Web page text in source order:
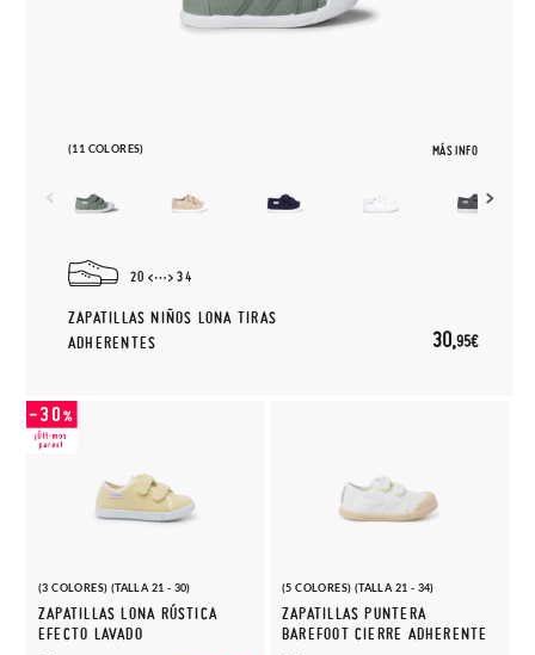
(11 COLORES) MÁS INFO
20 34
ZAPATILLAS NIÑOS LONA TIRAS
ADHERENTES
30,95€
(3 COLORES) (TALLA 21 - 30)
ZAPATILLAS LONA RÚSTICA
EFECTO LAVADO
(5 COLORES) (TALLA 21 - 34)
ZAPATILLAS PUNTERA
BAREFOOT CIERRE ADHERENTE